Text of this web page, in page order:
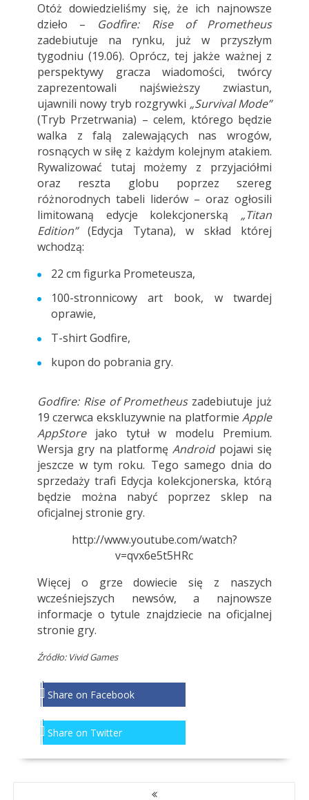
Otóż dowiedzieliśmy się, że ich najnowsze
dzieło – Godfire: Rise of Prometheus
zadebiutuje na rynku, już w przyszłym
tygodniu (19.06). Oprócz, tej jakże ważnej z
perspektywy gracza wiadomości, twórcy
zaprezentowali najświeższy zwiastun,
ujawnili nowy tryb rozgrywki „Survival Mode”
(Tryb Przetrwania) – celem, którego będzie
walka z falą zalewających nas wrogów,
rosnących w siłę z każdym kolejnym atakiem.
Rywalizować tutaj możemy z przyjaciółmi
oraz reszta globu poprzez szereg
różnorodnych tabeli liderów – oraz ogłosili
limitowaną edycje kolekcjonerską „Titan
Edition”(Edycja Tytana), w skład której
wchodzą:
22 cm figurka Prometeusza,
100-stronnicowy art book, w twardej
oprawie,
T-shirt Godfire,
kupon do pobrania gry.
Godfire: Rise of Prometheuszadebiutuje już
19 czerwca ekskluzywnie na platformieApple
AppStorejako tytuł w modelu Premium.
Wersja gry na platformęAndroidpojawi się
jeszcze w tym roku. Tego samego dnia do
sprzedaży trafi Edycja kolekcjonerska, którą
będzie można nabyć poprzez sklep na
oficjalnej stronie gry.
http://www.youtube.com/watch?
v=qvx6e5t5HRc
Więcej o grze dowiecie się z naszych
wcześniejszych newsów, a najnowsze
informacje o tytule znajdziecie naoficjalnej
stronie gry.
Źródło: Vivid Games
Share on Facebook
Share on Twitter
NAWIGACJA